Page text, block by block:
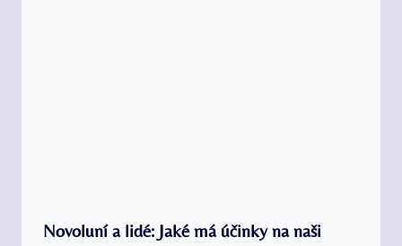
Novoluní a lidé: Jaké má účinky na naši